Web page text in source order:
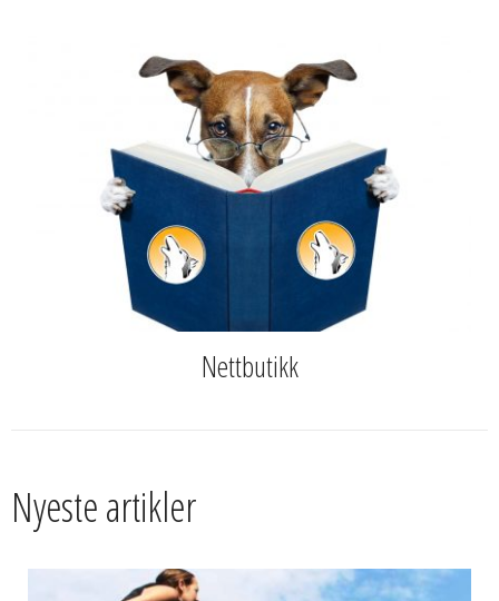
Nettbutikk
Nyeste artikler